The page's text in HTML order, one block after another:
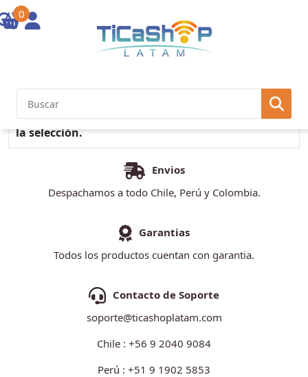
0
No se encontraron productos que concuerden con
la selección.
Envios
Despachamos a todo Chile, Perú y Colombia.
Garantias
Todos los productos cuentan con garantia.
Contacto de Soporte
soporte@ticashoplatam.com
Chile : +56 9 2040 9084
Perú : +51 9 1902 5853